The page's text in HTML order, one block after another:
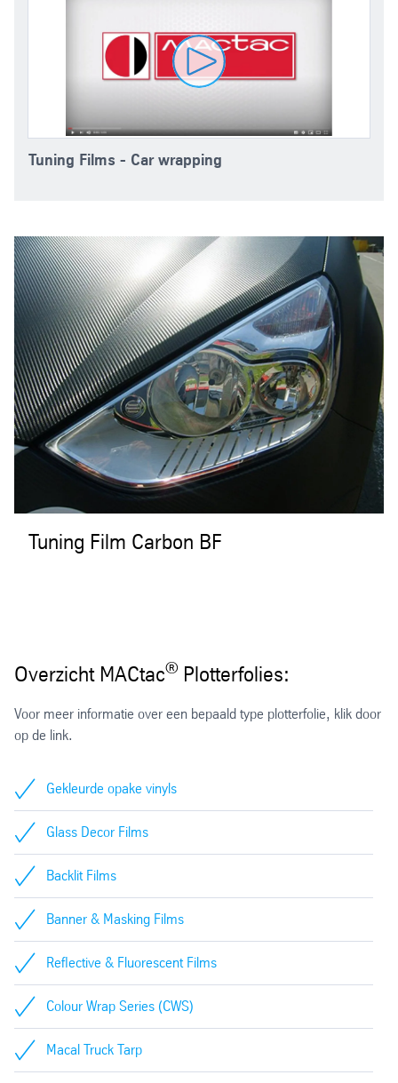
Tuning film Carbon BF
Tuning Films - Car wrapping
Tuning Film Carbon BF
Overzicht MACtac® Plotterfolies:
Voor meer informatie over een bepaald type plotterfolie, klik door
op de link.
Gekleurde opake vinyls
Glass Decor Films
Backlit Films
Banner & Masking Films
Reflective & Fluorescent Films
Colour Wrap Series (CWS)
Macal Truck Tarp